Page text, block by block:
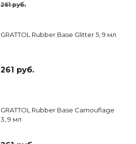
261 руб.
GRATTOL Rubber Base Glitter 5, 9 мл
261 руб.
GRATTOL Rubber Base Camouflage
3, 9 мл